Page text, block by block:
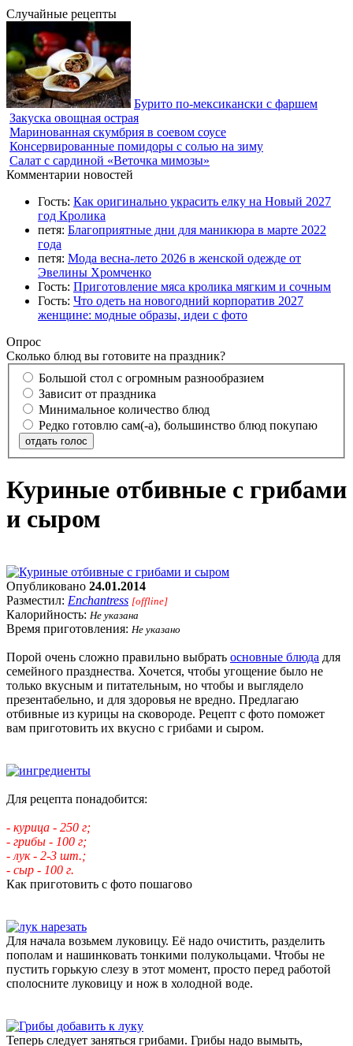
Случайные рецепты
Бурито по-мексикански с фаршем
Закуска овощная острая
Маринованная скумбрия в соевом соусе
Консервированные помидоры с солью на зиму
Салат с сардиной «Веточка мимозы»
Комментарии новостей
Гость: Как оригинально украсить елку на Новый 2027
год Кролика
петя: Благоприятные дни для маникюра в марте 2022
года
петя: Мода весна-лето 2026 в женской одежде от
Эвелины Хромченко
Гость: Приготовление мяса кролика мягким и сочным
Гость: Что одеть на новогодний корпоратив 2027
женщине: модные образы, идеи с фото
Опрос
Сколько блюд вы готовите на праздник?
Большой стол с огромным разнообразием
Зависит от праздника
Минимальное количество блюд
Редко готовлю сам(-а), большинство блюд покупаю
отдать голос
Куриные отбивные с грибами
и сыром
Опубликовано 24.01.2014
Разместил: Enchantress [offline]
Калорийность: Не указана
Время приготовления: Не указано
Порой очень сложно правильно выбрать основные блюда для
семейного празднества. Хочется, чтобы угощение было не
только вкусным и питательным, но чтобы и выглядело
презентабельно, и для здоровья не вредно. Предлагаю
отбивные из курицы на сковороде. Рецепт с фото поможет
вам приготовить их вкусно с грибами и сыром.
Для рецепта понадобится:
- курица - 250 г;
- грибы - 100 г;
- лук - 2-3 шт.;
- сыр - 100 г.
Как приготовить с фото пошагово
Для начала возьмем луковицу. Её надо очистить, разделить
пополам и нашинковать тонкими полукольцами. Чтобы не
пустить горькую слезу в этот момент, просто перед работой
сполосните луковицу и нож в холодной воде.
Теперь следует заняться грибами. Грибы надо вымыть,